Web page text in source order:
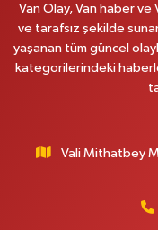
0 (531) 621 69 65
Onay Eczanesi
MERAŞEL FEVZİ ÇAKMAK
Yenı Derman
Akdamar Hastanesi Acil
Van Olay, Van haber ve
ve tarafsız şekilde
yaşanan tüm güncel
kategorilerindeki
Vali Mithatbey